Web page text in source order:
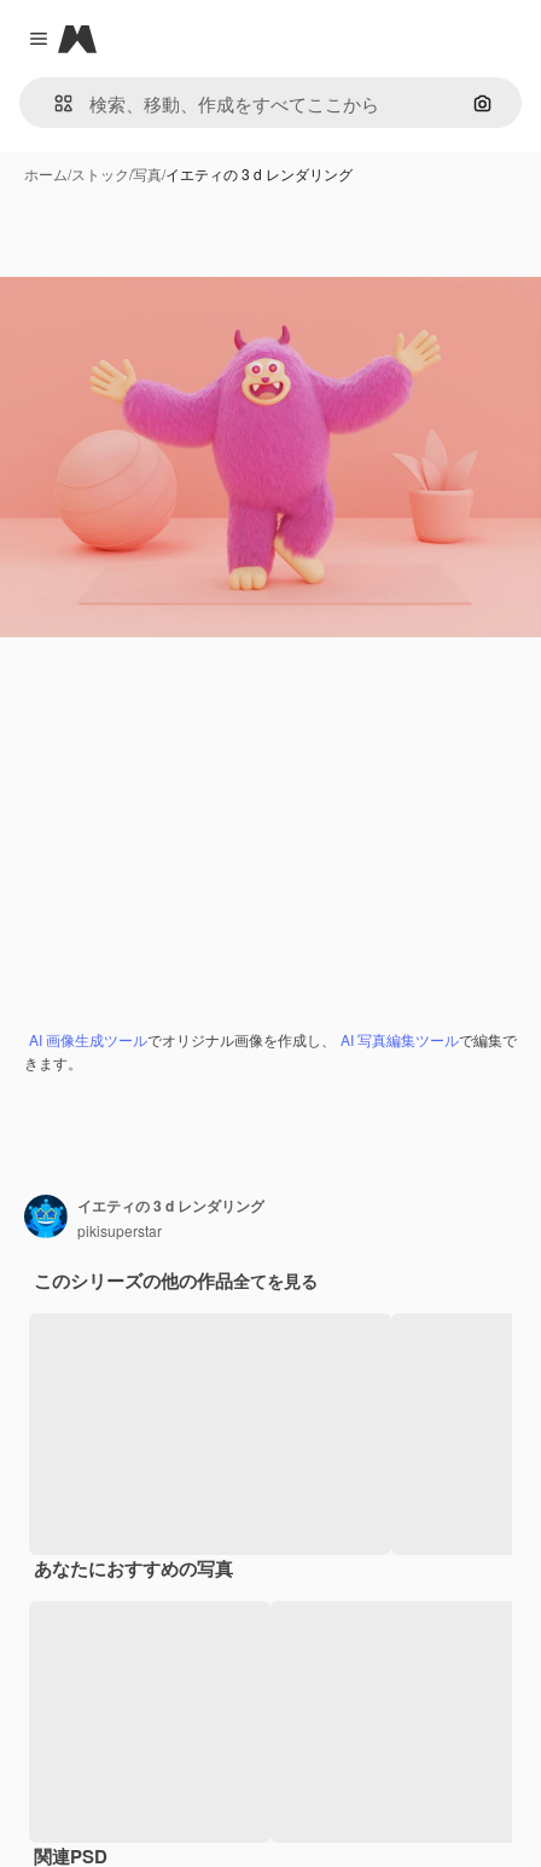
Close menu
Magnific
画像で
ホーム/ストック/写真/イエティの 3 d レンダリング
AI 画像生成ツールでオリジナル画像を作成し、 AI 写真編集ツールで編集で
きます。
イエティの 3 d レンダリング
pikisuperstar
このシリーズの他の作品全てを見る
あなたにおすすめの写真
関連PSD